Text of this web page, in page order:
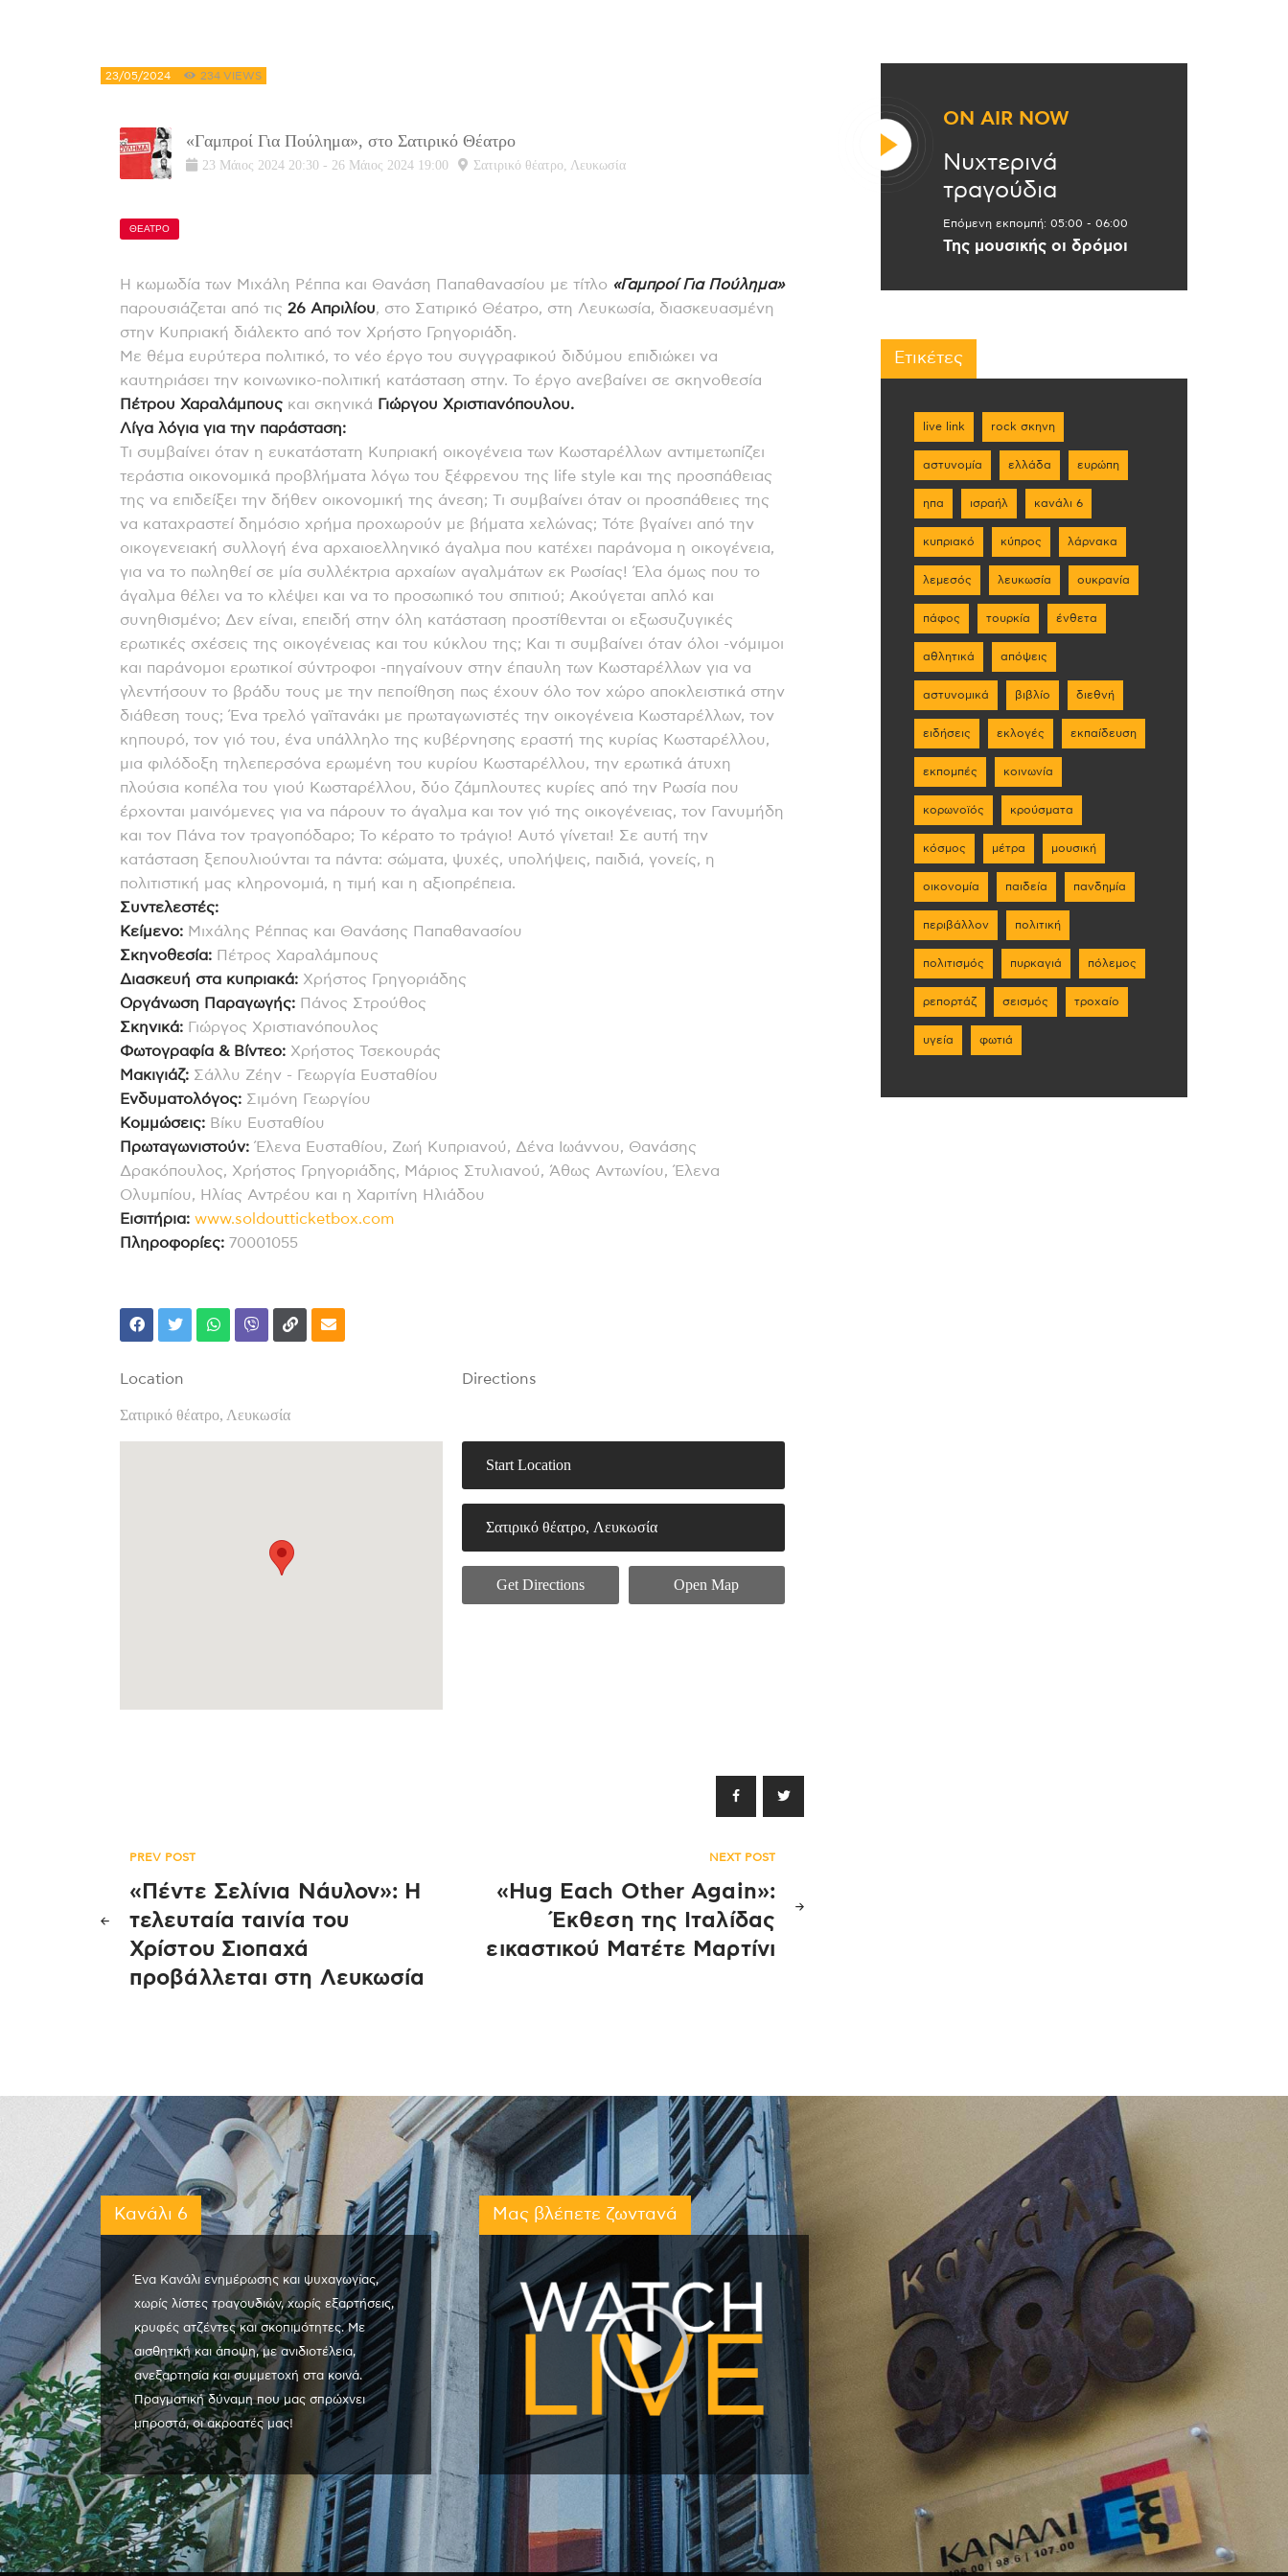
23/05/2024 234 VIEWS
«Γαμπροί Για Πούλημα», στο Σατιρικό Θέατρο
23 Μάιος 2024 20:30 - 26 Μάιος 2024 19:00 Σατιρικό θέατρο, Λευκωσία
ΘΕΑΤΡΟ
Η κωμωδία των Μιχάλη Ρέππα και Θανάση Παπαθανασίου με τίτλο «Γαμπροί Για Πούλημα»
παρουσιάζεται από τις 26 Απριλίου, στο Σατιρικό Θέατρο, στη Λευκωσία, διασκευασμένη
στην Κυπριακή διάλεκτο από τον Χρήστο Γρηγοριάδη.
Με θέμα ευρύτερα πολιτικό, το νέο έργο του συγγραφικού διδύμου επιδιώκει να
καυτηριάσει την κοινωνικο-πολιτική κατάσταση στην. Το έργο ανεβαίνει σε σκηνοθεσία
Πέτρου Χαραλάμπους και σκηνικά Γιώργου Χριστιανόπουλου.
Λίγα λόγια για την παράσταση:
Τι συμβαίνει όταν η ευκατάστατη Κυπριακή οικογένεια των Κωσταρέλλων αντιμετωπίζει
τεράστια οικονομικά προβλήματα λόγω του ξέφρενου της life style και της προσπάθειας
της να επιδείξει την δήθεν οικονομική της άνεση; Τι συμβαίνει όταν οι προσπάθειες της
να καταχραστεί δημόσιο χρήμα προχωρούν με βήματα χελώνας; Τότε βγαίνει από την
οικογενειακή συλλογή ένα αρχαιοελληνικό άγαλμα που κατέχει παράνομα η οικογένεια,
για να το πωληθεί σε μία συλλέκτρια αρχαίων αγαλμάτων εκ Ρωσίας! Έλα όμως που το
άγαλμα θέλει να το κλέψει και να το προσωπικό του σπιτιού; Ακούγεται απλό και
συνηθισμένο; Δεν είναι, επειδή στην όλη κατάσταση προστίθενται οι εξωσυζυγικές
ερωτικές σχέσεις της οικογένειας και του κύκλου της; Και τι συμβαίνει όταν όλοι -νόμιμοι
και παράνομοι ερωτικοί σύντροφοι -πηγαίνουν στην έπαυλη των Κωσταρέλλων για να
γλεντήσουν το βράδυ τους με την πεποίθηση πως έχουν όλο τον χώρο αποκλειστικά στην
διάθεση τους; Ένα τρελό γαϊτανάκι με πρωταγωνιστές την οικογένεια Κωσταρέλλων, τον
κηπουρό, τον γιό του, ένα υπάλληλο της κυβέρνησης εραστή της κυρίας Κωσταρέλλου,
μια φιλόδοξη τηλεπερσόνα ερωμένη του κυρίου Κωσταρέλλου, την ερωτικά άτυχη
πλούσια κοπέλα του γιού Κωσταρέλλου, δύο ζάμπλουτες κυρίες από την Ρωσία που
έρχονται μαινόμενες για να πάρουν το άγαλμα και τον γιό της οικογένειας, τον Γανυμήδη
και τον Πάνα τον τραγοπόδαρο; Το κέρατο το τράγιο! Αυτό γίνεται! Σε αυτή την
κατάσταση ξεπουλιούνται τα πάντα: σώματα, ψυχές, υπολήψεις, παιδιά, γονείς, η
πολιτιστική μας κληρονομιά, η τιμή και η αξιοπρέπεια.
Συντελεστές:
Κείμενο: Μιχάλης Ρέππας και Θανάσης Παπαθανασίου
Σκηνοθεσία: Πέτρος Χαραλάμπους
Διασκευή στα κυπριακά: Χρήστος Γρηγοριάδης
Οργάνωση Παραγωγής: Πάνος Στρούθος
Σκηνικά: Γιώργος Χριστιανόπουλος
Φωτογραφία & Βίντεο: Χρήστος Τσεκουράς
Μακιγιάζ: Σάλλυ Ζέην - Γεωργία Ευσταθίου
Ενδυματολόγος: Σιμόνη Γεωργίου
Κομμώσεις: Βίκυ Ευσταθίου
Πρωταγωνιστούν: Έλενα Ευσταθίου, Ζωή Κυπριανού, Δένα Ιωάννου, Θανάσης
Δρακόπουλος, Χρήστος Γρηγοριάδης, Μάριος Στυλιανού, Άθως Αντωνίου, Έλενα
Ολυμπίου, Ηλίας Αντρέου και η Χαριτίνη Ηλιάδου
Εισιτήρια: www.soldoutticketbox.com
Πληροφορίες: 70001055
Location
Σατιρικό θέατρο, Λευκωσία
Directions
Get Directions Open Map
Πλοήγηση
άρθρων
PREV POST
«Πέντε Σελίνια Νάυλον»: Η
τελευταία ταινία του
Χρίστου Σιοπαχά
προβάλλεται στη Λευκωσία
NEXT POST
«Hug Εach Οther Again»:
Έκθεση της Ιταλίδας
εικαστικού Ματέτε Μαρτίνι
ON AIR NOW
Νυχτερινά
τραγούδια
Επόμενη εκπομπή: 05:00 - 06:00
Της μουσικής οι δρόμοι
Ετικέτες
live link rock σκηνη
αστυνομία ελλάδα ευρώπη
ηπα ισραήλ κανάλι 6
κυπριακό κύπρος λάρνακα
λεμεσός λευκωσία ουκρανία
πάφος τουρκία ένθετα
αθλητικά απόψεις
αστυνομικά βιβλίο διεθνή
ειδήσεις εκλογές εκπαίδευση
εκπομπές κοινωνία
κορωνοϊός κρούσματα
κόσμος μέτρα μουσική
οικονομία παιδεία πανδημία
περιβάλλον πολιτική
πολιτισμός πυρκαγιά πόλεμος
ρεπορτάζ σεισμός τροχαίο
υγεία φωτιά
Κανάλι 6
Ένα Κανάλι ενημέρωσης και ψυχαγωγίας,
χωρίς λίστες τραγουδιών, χωρίς εξαρτήσεις,
κρυφές ατζέντες και σκοπιμότητες. Με
αισθητική και άποψη, με ανιδιοτέλεια,
ανεξαρτησία και συμμετοχή στα κοινά.
Πραγματική δύναμη που μας σπρώχνει
μπροστά, οι ακροατές μας!
Μας βλέπετε ζωντανά